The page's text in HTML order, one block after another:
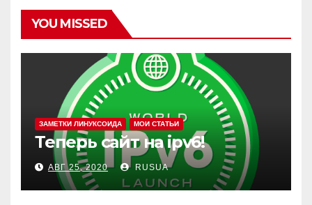
YOU MISSED
ЗАМЕТКИ ЛИНУКСОИДА МОИ СТАТЬИ
Теперь сайт на ipv6!
АВГ 25, 2020 RUSUA